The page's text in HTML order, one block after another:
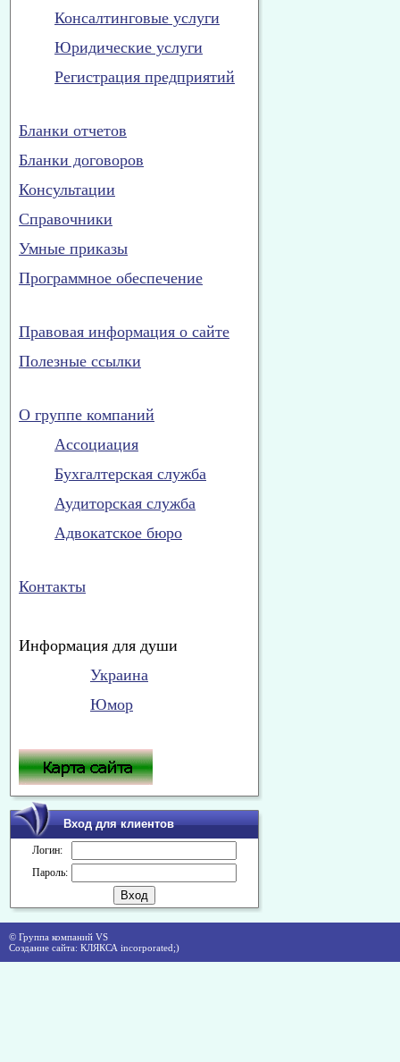
Консалтинговые услуги
Юридические услуги
Регистрация предприятий
Бланки отчетов
Бланки договоров
Консультации
Справочники
Умные приказы
Программное обеспечение
Правовая информация о сайте
Полезные ссылки
О группе компаний
Ассоциация
Бухгалтерская служба
Аудиторская служба
Адвокатское бюро
Контакты
Информация для души
Украина
Юмор
Вход для клиентов
Логин:
Пароль:
© Группа компаний VS
Создание сайта: КЛЯКСА incorporated;)